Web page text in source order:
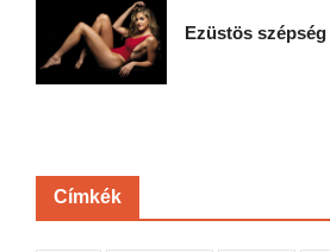
Ezüstös szépség
Címkék